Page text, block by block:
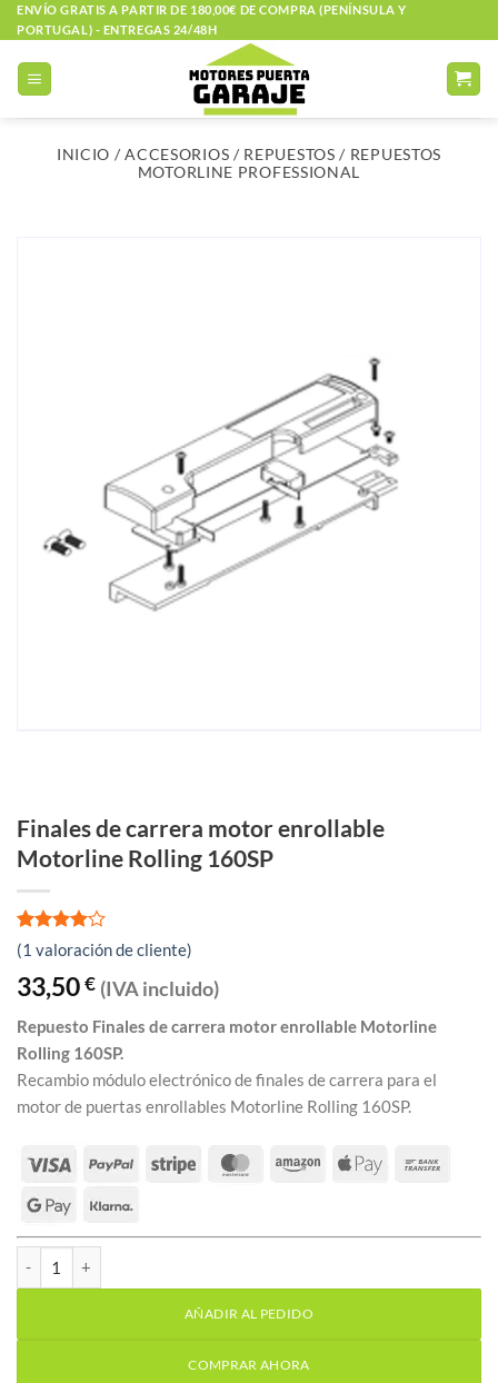
Saltar
al
contenido
ENVÍO GRATIS A PARTIR DE 180,00€ DE COMPRA (PENÍNSULA Y
PORTUGAL) - ENTREGAS 24/48H
INICIO / ACCESORIOS / REPUESTOS / REPUESTOS
MOTORLINE PROFESSIONAL
Finales de carrera motor enrollable
Motorline Rolling 160SP
Valorado
con
5 en
base a
1
n de un
cliente
(1 valoración de cliente)
33,50€ (IVA incluido)
Repuesto Finales de carrera motor enrollable Motorline
Rolling 160SP.
Recambio módulo electrónico de finales de carrera para el
motor de puertas enrollables Motorline Rolling 160SP.
Finales de carrera motor enrollable Motorline Rolling 160SP
AÑADIR AL PEDIDO
COMPRAR AHORA